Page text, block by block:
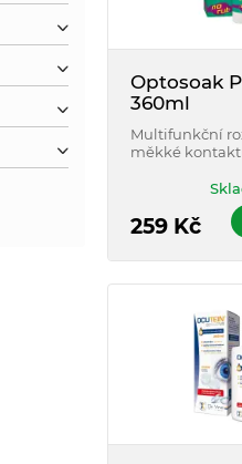
Optosoak
360ml
Multifunkční
měkké
259 Kč